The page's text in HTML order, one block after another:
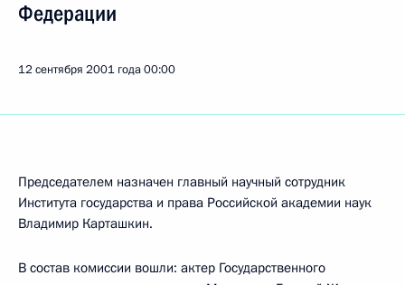
Федерации
12 сентября 2001 года00:00
Председателем назначен главный научный сотрудник
Института государства и права Российской академии наук
Владимир Карташкин.
В состав комиссии вошли: актер Государственного